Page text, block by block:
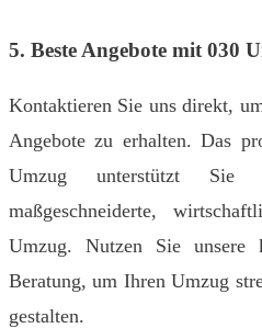
5. Beste Angebote mit 030
Kontaktieren Sie uns direkt,
Angebote zu erhalten. Das
Umzug unterstützt Sie
maßgeschneiderte,
Umzug. Nutzen Sie unsere
Beratung, um Ihren Umzug
gestalten.